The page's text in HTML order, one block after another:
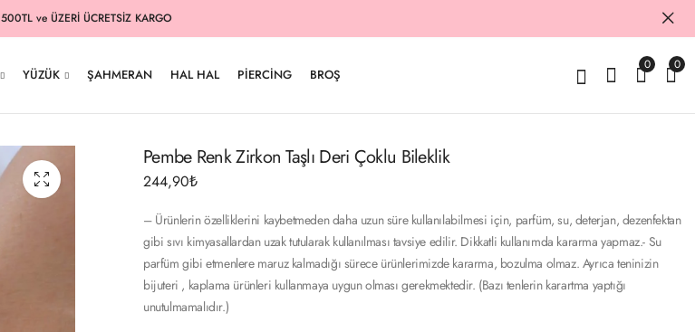
500TL ve ÜZERİ ÜCRETSİZ KARGO
YÜZÜK ŞAHMERAN HAL HAL PIERCING BROŞ
0 0
Pembe Renk Zirkon Taşlı Deri Çoklu Bileklik
244,90₺
– Ürünlerin özelliklerini kaybetmeden daha uzun süre kullanılabilmesi için, parfüm, su, deterjan, dezenfektan
gibi sıvı kimyasallardan uzak tutularak kullanılması tavsiye edilir. Dikkatli kullanımda kararma yapmaz.- Su
parfüm gibi etmenlere maruz kalmadığı sürece ürünlerimizde kararma, bozulma olmaz. Ayrıca teninizin
bijuteri , kaplama ürünleri kullanmaya uygun olması gerekmektedir. (Bazı tenlerin karartma yaptığı
unutulmamalıdır.)